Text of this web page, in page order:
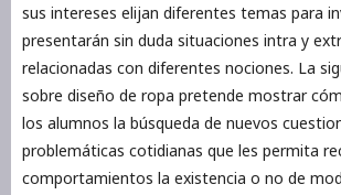
sus intereses elijan diferentes temas para
presentarán sin duda situaciones intra y
relacionadas con diferentes nociones. La
sobre diseño de ropa pretende mostrar
los alumnos la búsqueda de nuevos
problemáticas cotidianas que les permita
comportamientos la existencia o no de